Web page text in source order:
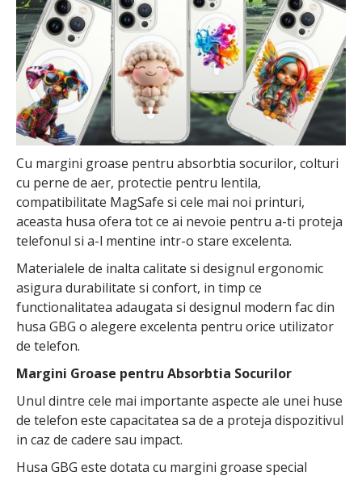
Cu margini groase pentru absorbtia socurilor, colturi
cu perne de aer, protectie pentru lentila,
compatibilitate MagSafe si cele mai noi printuri,
aceasta husa ofera tot ce ai nevoie pentru a-ti proteja
telefonul si a-l mentine intr-o stare excelenta.
Materialele de inalta calitate si designul ergonomic
asigura durabilitate si confort, in timp ce
functionalitatea adaugata si designul modern fac din
husa GBG o alegere excelenta pentru orice utilizator
de telefon.
Margini Groase pentru Absorbtia Socurilor
Unul dintre cele mai importante aspecte ale unei huse
de telefon este capacitatea sa de a proteja dispozitivul
in caz de cadere sau impact.
Husa GBG este dotata cu margini groase special